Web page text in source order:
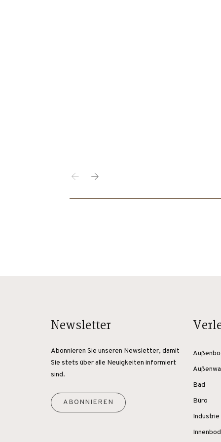
Newsletter
Abonnieren Sie unseren Newsletter, damit
Sie stets über alle Neuigkeiten informiert
sind.
ABONNIEREN
Bad
Büro
Industrie